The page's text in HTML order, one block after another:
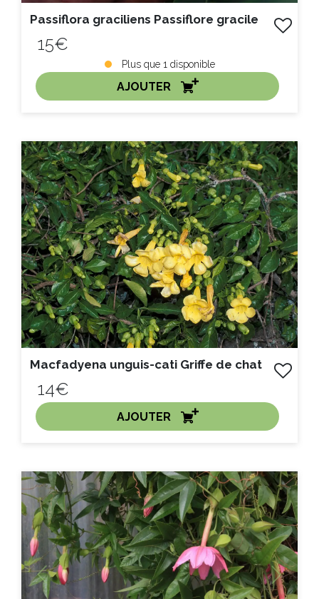
Passiflora graciliens Passiflore gracile
15€
Plus que 1 disponible
AJOUTER
Litre :
Macfadyena unguis-cati Griffe de chat
14€
AJOUTER
Litre :
Previous Next